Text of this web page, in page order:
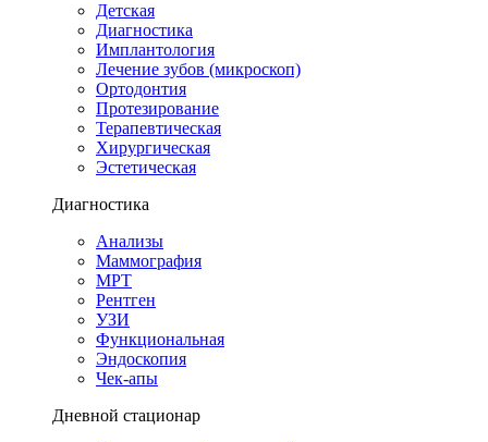
Детская
Диагностика
Имплантология
Лечение зубов (микроскоп)
Ортодонтия
Протезирование
Терапевтическая
Хирургическая
Эстетическая
Диагностика
Анализы
Маммография
МРТ
Рентген
УЗИ
Функциональная
Эндоскопия
Чек-апы
Дневной стационар